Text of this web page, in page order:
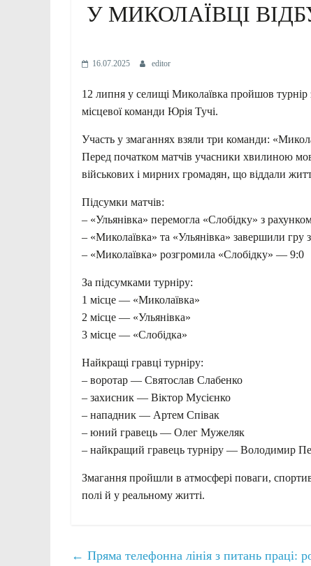
У МИКОЛАЇВЦІ
16.07.2025 editor
12 липня у селищі Миколаївка пройшов турнір
місцевої команди Юрія Тучі.
Участь у змаганнях взяли три команди:
Перед початком матчів учасники хвилиною
військових і мирних громадян, що віддали
Підсумки матчів:
– «Ульянівка» перемогла «Слобідку» з
– «Миколаївка» та «Ульянівка» завершили гру
– «Миколаївка» розгромила «Слобідку» — 9:0
За підсумками турніру:
1 місце — «Миколаївка»
2 місце — «Ульянівка»
3 місце — «Слобідка»
Найкращі гравці турніру:
– воротар — Святослав Слабенко
– захисник — Віктор Мусієнко
– нападник — Артем Співак
– юний гравець — Олег Мужеляк
– найкращий гравець турніру — Володимир
Змагання пройшли в атмосфері поваги,
полі й у реальному житті.
← Пряма телефонна лінія з питань праці: